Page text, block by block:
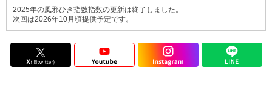
2025年の風邪ひき指数指数の更新は終了しました。
次回は2026年10月頃提供予定です。